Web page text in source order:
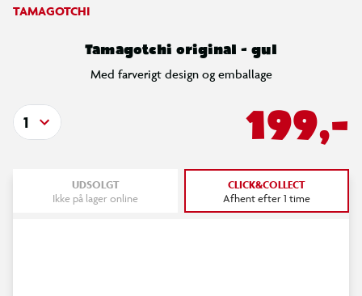
TAMAGOTCHI
Tamagotchi original - gul
Med farverigt design og emballage
199,-
1
UDSOLGT
Ikke på lager online
CLICK&COLLECT
Afhent efter 1 time